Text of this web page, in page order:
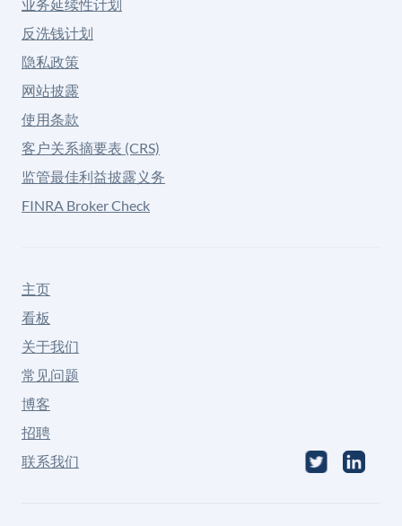
业务延续性计划
反洗钱计划
隐私政策
网站披露
使用条款
客户关系摘要表 (CRS)
监管最佳利益披露义务
FINRA Broker Check
主页
看板
关于我们
常见问题
博客
招聘
联系我们